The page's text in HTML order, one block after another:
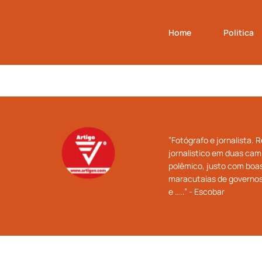
Home Politica
”Fotógrafo e jornalista.
jornalistico em duas
polêmico, justo com
maracutaias de
e …..” - Escobar